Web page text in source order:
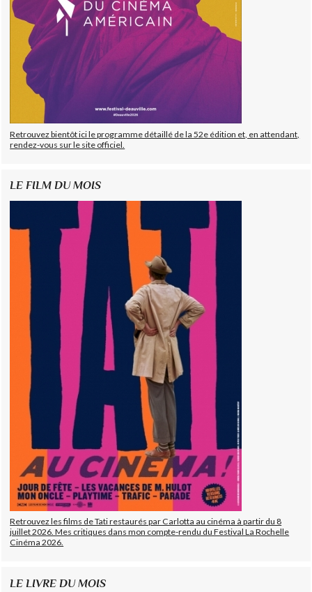
Retrouvez bientôt ici le programme détaillé de la 52e édition et, en attendant,
rendez-vous sur le site officiel.
LE FILM DU MOIS
Retrouvez les films de Tati restaurés par Carlotta au cinéma à partir du 8
juillet 2026. Mes critiques dans mon compte-rendu du Festival La Rochelle
Cinéma 2026.
LE LIVRE DU MOIS